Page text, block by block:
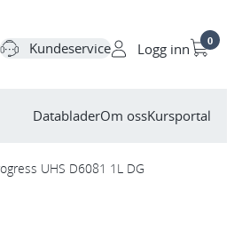
Kundeservice Logg inn 0
DatabladerOm ossKursportal
UHS D6081 1L DG